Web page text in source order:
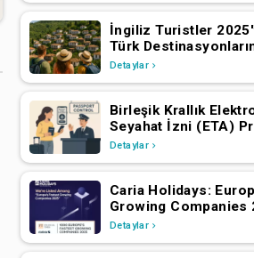
İngiliz Turistler
Türk
Ediyor
Detaylar
Birleşik Krallık
Seyahat İzni (ETA)
Genişletiyor: AEA ve
Detaylar
Caria Holidays:
Growing Companies
Listesinde!
Detaylar